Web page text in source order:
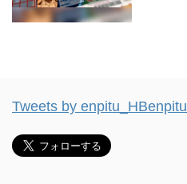
Tweets by enpitu_HBenpitu